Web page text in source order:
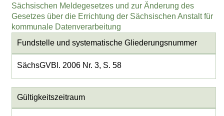
Sächsischen Meldegesetzes und zur Änderung des
Gesetzes über die Errichtung der Sächsischen Anstalt für
kommunale Datenverarbeitung
Fundstelle und systematische Gliederungsnummer
SächsGVBl. 2006 Nr. 3, S. 58
Gültigkeitszeitraum